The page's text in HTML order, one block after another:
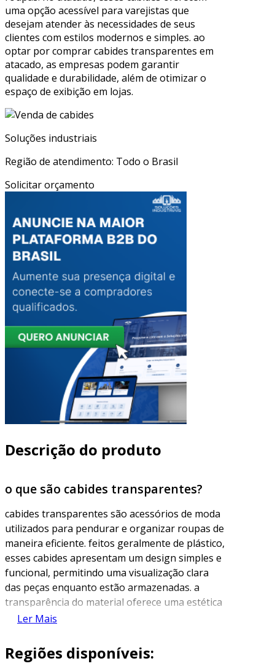
uma opção acessível para varejistas que
desejam atender às necessidades de seus
clientes com estilos modernos e simples. ao
optar por comprar cabides transparentes em
atacado, as empresas podem garantir
qualidade e durabilidade, além de otimizar o
espaço de exibição em lojas.
Soluções industriais
Região de atendimento: Todo o Brasil
Solicitar orçamento
Descrição do produto
o que são cabides transparentes?
cabides transparentes são acessórios de moda
utilizados para pendurar e organizar roupas de
maneira eficiente. feitos geralmente de plástico,
esses cabides apresentam um design simples e
funcional, permitindo uma visualização clara
das peças enquanto estão armazenadas. a
transparência do material oferece uma estética
limpa e moderna, combinando facilmente com
uma das principais características dos cabides
Ler Mais
Regiões disponíveis: